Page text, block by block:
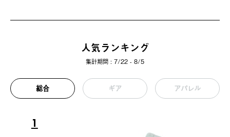
人気ランキング
集計期間 : 7/22 - 8/5
総合 ギア アパレル
1